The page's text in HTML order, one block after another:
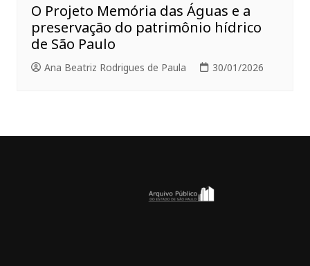
O Projeto Memória das Águas e a
preservação do patrimônio hídrico
de São Paulo
Ana Beatriz Rodrigues de Paula 30/01/2026